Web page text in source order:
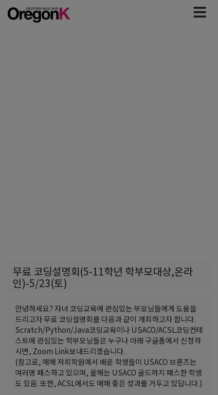
무료 코딩설명회(5-11학년 학부모대상,온라
인)-5/23(토)
안녕하세요? 자녀 코딩교육에 관심있는 부모님들에게 도움을
드리고자 무료 코딩설명회를 다음과 같이 개최하고자 합니다.
Scratch/Python/Java코딩교육이나 USACO/ACSL코딩컨테
스트에 관심있는 학부모님들은 누구나 아래 구글폼에서 신청하
시면, Zoom Link보내드리겠습니다.
(참고로, 매해 저희학원에서 배운 학생들이 USACO 브론즈는
여러명 패스하고 있으며, 올해는 USACO 골드까지 패스한 학생
도 있음. 또한, ACSL에서도 매해 좋은 성과를 거두고 있답니다.)